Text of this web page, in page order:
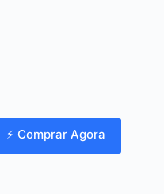
⚡ Comprar Agora